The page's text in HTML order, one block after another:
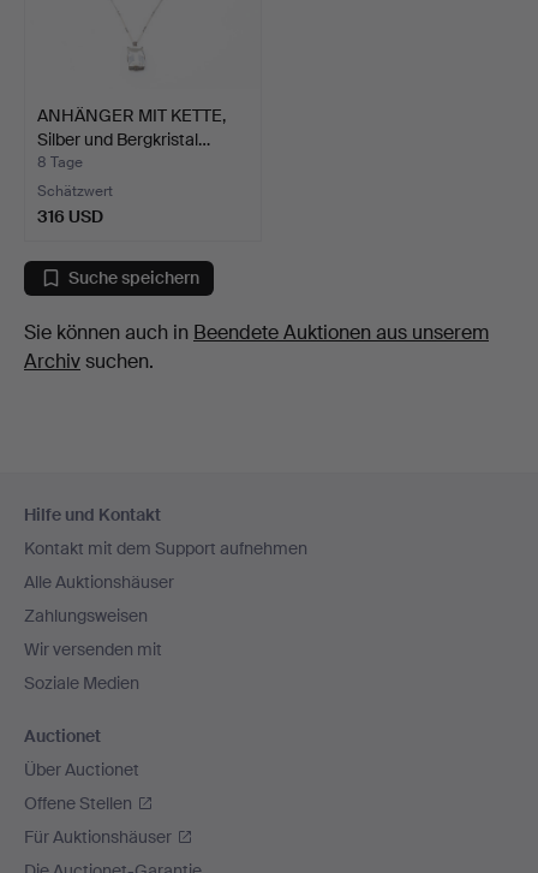
ANHÄNGER MIT KETTE,
Silber und Bergkristal…
8 Tage
Schätzwert
316 USD
Suche speichern
Sie können auch in Beendete Auktionen aus unserem
Archivsuchen.
Navigation
Hilfe und Kontakt
Kontakt mit dem Support aufnehmen
Alle Auktionshäuser
Zahlungsweisen
Wir versenden mit
Soziale Medien
Auctionet
Über Auctionet
Offene Stellen
Für Auktionshäuser